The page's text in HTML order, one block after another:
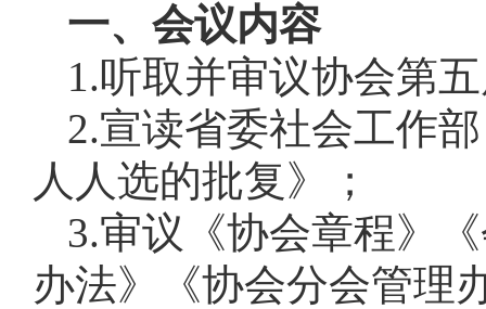
一、会议内容
1.听取并审议协会第
2.宣读省委社会工作
人人选的批复》；
3.审议《协会章程》
办法》《协会分会管理